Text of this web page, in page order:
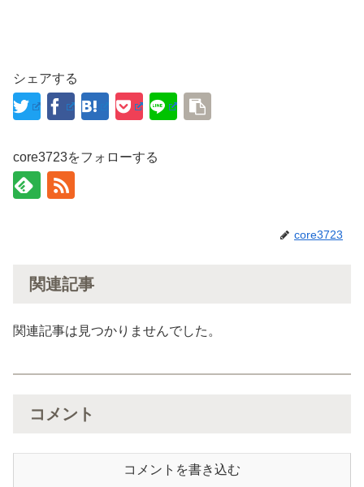
シェアする
core3723をフォローする
core3723
関連記事
関連記事は見つかりませんでした。
コメント
コメントを書き込む